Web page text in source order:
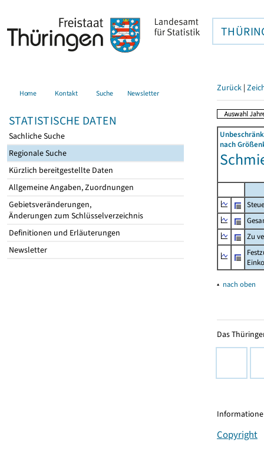
Home Kontakt Suche Newsletter
STATISTISCHE DATEN
Sachliche Suche
Regionale Suche
Kürzlich bereitgestellte Daten
Allgemeine Angaben, Zuordnungen
Gebietsveränderungen,
Änderungen zum Schlüsselverzeichnis
Definitionen und Erläuterungen
Newsletter
Zurück |
nach
Zu
▴ nach oben
Das
Copyright